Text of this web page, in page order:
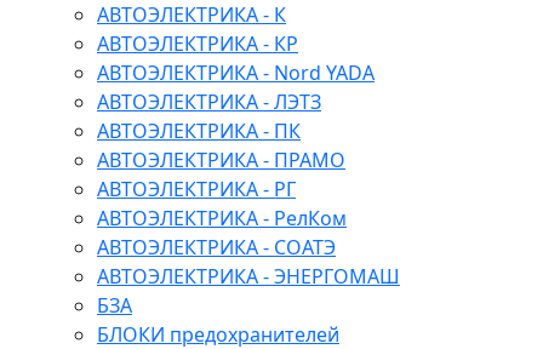
АВТОЭЛЕКТРИКА - К
АВТОЭЛЕКТРИКА - КР
АВТОЭЛЕКТРИКА - Nord YADA
АВТОЭЛЕКТРИКА - ЛЭТЗ
АВТОЭЛЕКТРИКА - ПК
АВТОЭЛЕКТРИКА - ПРАМО
АВТОЭЛЕКТРИКА - РГ
АВТОЭЛЕКТРИКА - РелКом
АВТОЭЛЕКТРИКА - СОАТЭ
АВТОЭЛЕКТРИКА - ЭНЕРГОМАШ
БЗА
БЛОКИ предохранителей